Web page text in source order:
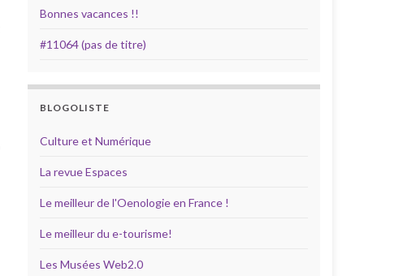
Bonnes vacances !!
#11064 (pas de titre)
BLOGOLISTE
Culture et Numérique
La revue Espaces
Le meilleur de l'Oenologie en France !
Le meilleur du e-tourisme!
Les Musées Web2.0